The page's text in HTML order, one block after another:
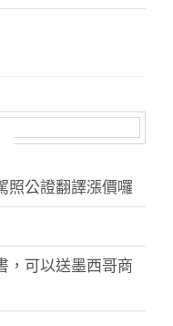
照公證翻譯漲價囉
，可以送墨西哥商